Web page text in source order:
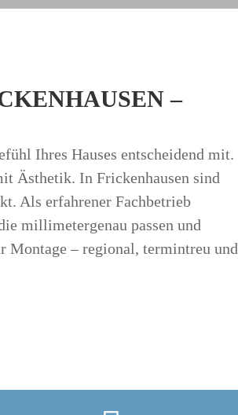
–
Ihres Hauses entscheidend mit.
Ästhetik. In Frickenhausen sind
Als erfahrener Fachbetrieb
millimetergenau passen und
Montage – regional, termintreu und